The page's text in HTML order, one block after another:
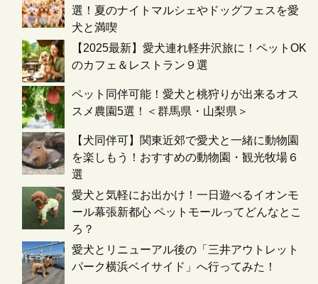
選！夏のナイトマルシェやドッグフェスを愛
犬と満喫
【2025最新】愛犬連れ軽井沢旅に！ペットOK
のカフェ＆レストラン９選
ペット同伴可能！愛犬と桃狩りが出来るオス
スメ農園5選！＜群馬県・山梨県＞
【犬同伴可】関東近郊で愛犬と一緒に動物園
を楽しもう！おすすめの動物園・観光牧場６
選
愛犬と気軽にお出かけ！一日遊べるイオンモ
ール幕張新都心 ペットモールってどんなとこ
ろ？
愛犬とリニューアル後の「三井アウトレット
パーク横浜ベイサイド」へ行ってみた！